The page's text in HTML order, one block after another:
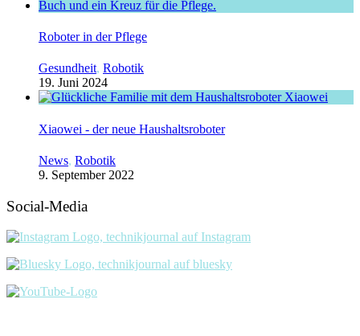
Roboter in der Pflege
Gesundheit, Robotik
19. Juni 2024
Xiaowei - der neue Haushaltsroboter
News, Robotik
9. September 2022
Social-Media